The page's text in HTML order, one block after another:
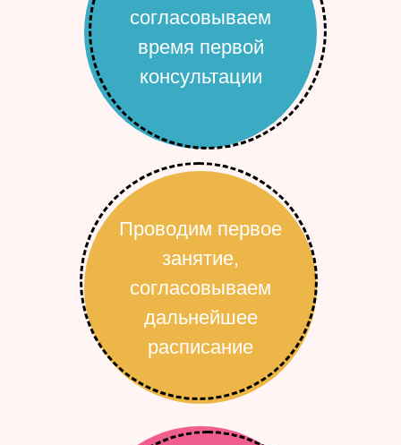
согласовываем
время первой
консультации
Проводим первое
занятие,
согласовываем
дальнейшее
расписание